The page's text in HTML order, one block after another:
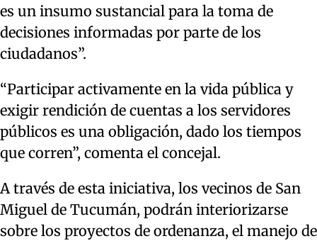
es un insumo sustancial para la toma de
decisiones informadas por parte de los
ciudadanos”.
“Participar activamente en la vida pública y
exigir rendición de cuentas a los servidores
públicos es una obligación, dado los tiempos
que corren”, comenta el concejal.
A través de esta iniciativa, los vecinos de San
Miguel de Tucumán, podrán interiorizarse
sobre los proyectos de ordenanza, el manejo de